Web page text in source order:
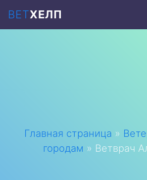
ВЕТХЕЛП
Главная страница »
городам » Ветврач